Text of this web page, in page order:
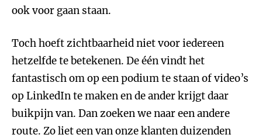
ook voor gaan staan.
Toch hoeft zichtbaarheid niet voor iedereen
hetzelfde te betekenen. De één vindt het
fantastisch om op een podium te staan of video’s
op LinkedIn te maken en de ander krijgt daar
buikpijn van. Dan zoeken we naar een andere
route. Zo liet een van onze klanten duizenden